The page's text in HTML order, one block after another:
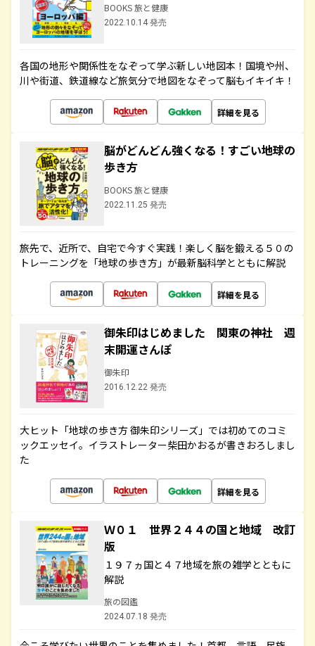
BOOKS 旅と健康
2022.10.14 発売
各国の地形や関係性をなぞって学ぶ新しい地図本！国境や州、
川や街道、鉄道線など旅気分で地図をなぞって脳もイキイキ！
詳細を見る
脳がどんどん強くなる！すごい地球の
歩き方
BOOKS 旅と健康
2022.11.25 発売
旅先で、近所で、自宅で今すぐ実践！楽しく脳を鍛える５０の
トレーニングを「地球の歩き方」が最新脳科学とともに解説
詳細を見る
御朱印はじめました 関東の神社 週
末開運さんぽ
御朱印
2016.12.22 発売
大ヒット「地球の歩き方 御朱印シリーズ」では初めてのコミ
ックエッセイ。イラストレーター柴田かおるが書きおろしまし
た
詳細を見る
Ｗ０１ 世界２４４の国と地域 改訂
版
１９７ヵ国と４７地域を旅の雑学とともに
解説
旅の図鑑
2024.07.18 発売